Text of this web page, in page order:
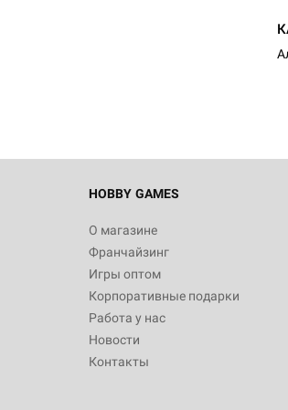
HOBBY GAMES
О магазине
Франчайзинг
Игры оптом
Корпоративные подарки
Работа у нас
Новости
Контакты